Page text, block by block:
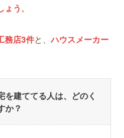
ょう 。
務店3件と、ハウスメーカー
を建ててる人は、どのく
か？